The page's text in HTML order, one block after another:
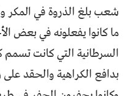
شعب بلغ الذروة في المكر
ما كانوا يفعلونه في بعض
السرطانية التي كانت
بدافع الكراهية والحقد